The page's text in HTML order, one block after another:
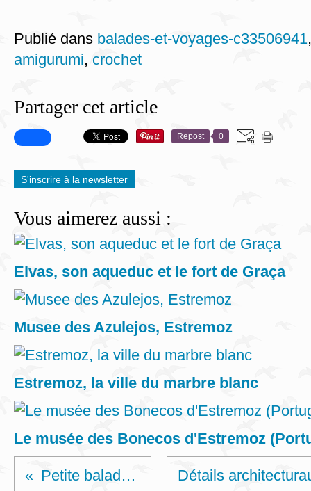
Publié dans balades-et-voyages-c33506941
amigurumi, crochet
Partager cet article
Repost 0
S'inscrire à la newsletter
Vous aimerez aussi :
Elvas, son aqueduc et le fort de Graça
Musee des Azulejos, Estremoz
Estremoz, la ville du marbre blanc
Le musée des Bonecos d'Estremoz
Petite balade.....